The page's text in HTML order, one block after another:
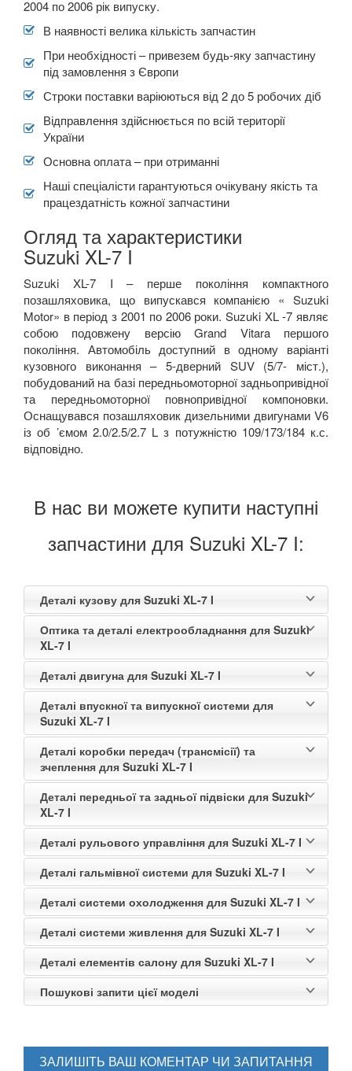
XL-7 I
TESLA
TOYOTA
VOLKSWAGEN
В наявності!
2004 по 2006 рік випуску.
В наявності велика кількість запчастин
При необхідності – привезем будь-яку запчастину
під замовлення з Європи
Строки поставки варіюються від 2 до 5 робочих діб
Відправлення здійснюється по всій території
України
Основна оплата – при отриманні
Наші спеціалісти гарантуються очікувану якість та
працездатність кожної запчастини
Огляд та характеристики
Suzuki XL-7 I
Suzuki XL-7 I – перше покоління компактного
позашляховика, що випускався компанією « Suzuki
Motor» в період з 2001 по 2006 роки. Suzuki XL -7 являє
собою подовжену версію Grand Vitara першого
покоління. Автомобіль доступний в одному варіанті
кузовного виконання – 5-дверний SUV (5/7- міст.),
побудований на базі передньомоторної задньопривідної
та передньомоторної повнопривідної компоновки.
Оснащувався позашляховик дизельними двигунами V6
із об ’ємом 2.0/2.5/2.7 L з потужністю 109/173/184 к.с.
відповідно.
В нас ви можете купити наступні
запчастини для Suzuki XL-7 I:
Деталі кузову для Suzuki XL-7 I
Оптика та деталі електрообладнання для Suzuki
XL-7 I
Деталі двигуна для Suzuki XL-7 I
Деталі впускної та випускної системи для
Suzuki XL-7 I
Деталі коробки передач (трансмісії) та
зчеплення для Suzuki XL-7 I
Деталі передньої та задньої підвіски для Suzuki
XL-7 I
Деталі рульового управління для Suzuki XL-7 I
Деталі гальмівної системи для Suzuki XL-7 I
Деталі системи охолодження для Suzuki XL-7 I
Деталі системи живлення для Suzuki XL-7 I
Деталі елементів салону для Suzuki XL-7 I
Пошукові запити цієї моделі
ЗАЛИШІТЬ ВАШ КОМЕНТАР ЧИ ЗАПИТАННЯ